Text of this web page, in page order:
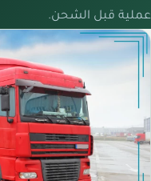
عملية قبل الشحن.